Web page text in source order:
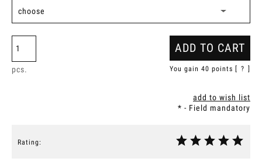
pcs.
ADD TO CART
You gain 40 points [ ? ]
add to wish list
* - Field mandatory
Rating: